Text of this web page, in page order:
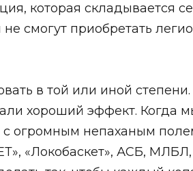
которая складывается
смогут приобретать
в той или иной
хороший эффект. Когда
с огромным непаханым
«Локобаскет», АСБ, МЛБЛ,